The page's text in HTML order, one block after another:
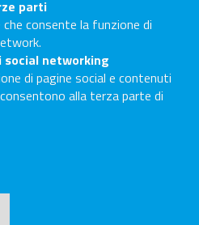
e documenti
parti
consente la funzione di
networking
di pagine social e contenuti
alla terza parte di